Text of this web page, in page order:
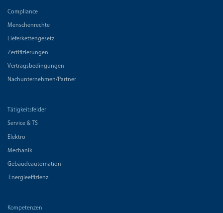
Compliance
Menschenrechte
Lieferkettengesetz
Zertifizierungen
Vertragsbedingungen
Nachunternehmen/Partner
Tätigkeitsfelder
Service & TS
Elektro
Mechanik
Gebäudeautomation
Energieeffizienz
Kompetenzen